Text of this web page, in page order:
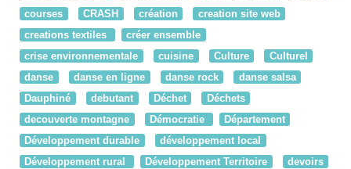
courses
CRASH création
creation site web
creations textiles
créer ensemble
crise environnementale
cuisine Culture
Culturel
danse
danse en ligne danse rock
danse salsa
Dauphiné
debutant Déchet
Déchets
decouverte montagne
Démocratie
Département
Développement durable
développement local
Développement rural
Développement Territoire
devoirs